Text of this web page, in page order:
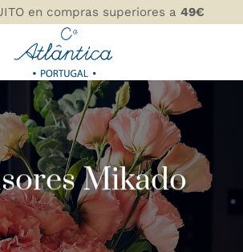
en compras superiores a 49€
Mikado